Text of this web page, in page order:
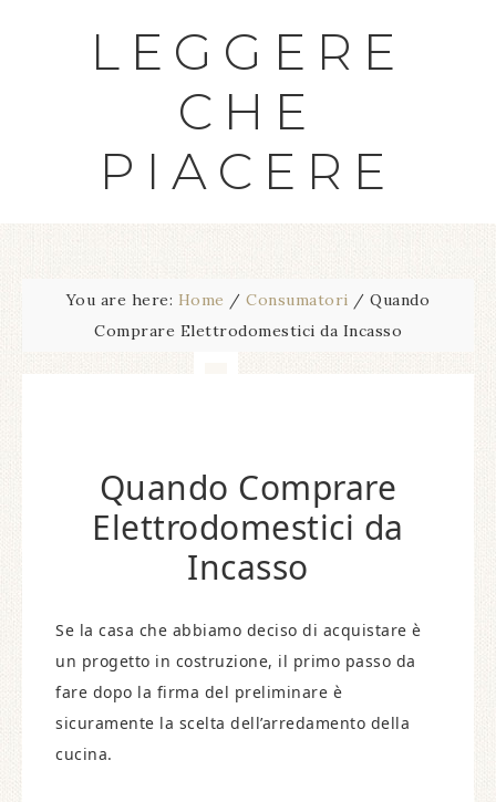
LEGGERE
CHE
PIACERE
You are here: Home / Consumatori / Quando
Comprare Elettrodomestici da Incasso
Quando Comprare
Elettrodomestici da
Incasso
Se la casa che abbiamo deciso di acquistare è
un progetto in costruzione, il primo passo da
fare dopo la firma del preliminare è
sicuramente la scelta dell’arredamento della
cucina.